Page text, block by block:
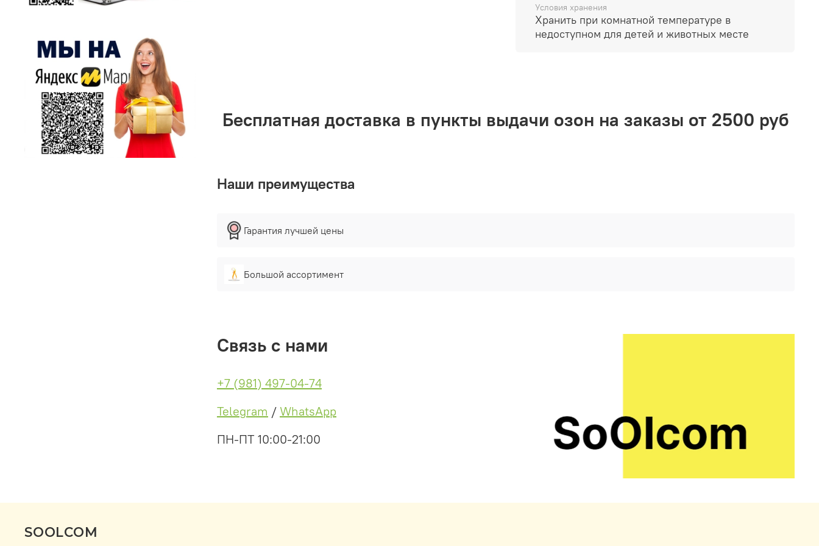
легковоспламеняющихся предметов. Не храните в
доступном для детей и животных месте.
Условия хранения
Хранить при комнатной температуре в
недоступном для детей и животных месте
Бесплатная доставка в пункты выдачи озон на заказы от 2500 руб
Наши преимущества
Гарантия лучшей цены
Большой ассортимент
Связь с нами
+7 (981) 497-04-74
Telegram / WhatsApp
ПН-ПТ 10:00-21:00
SOOLCOM